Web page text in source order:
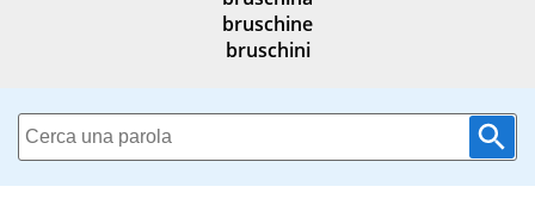
bruschine
bruschini